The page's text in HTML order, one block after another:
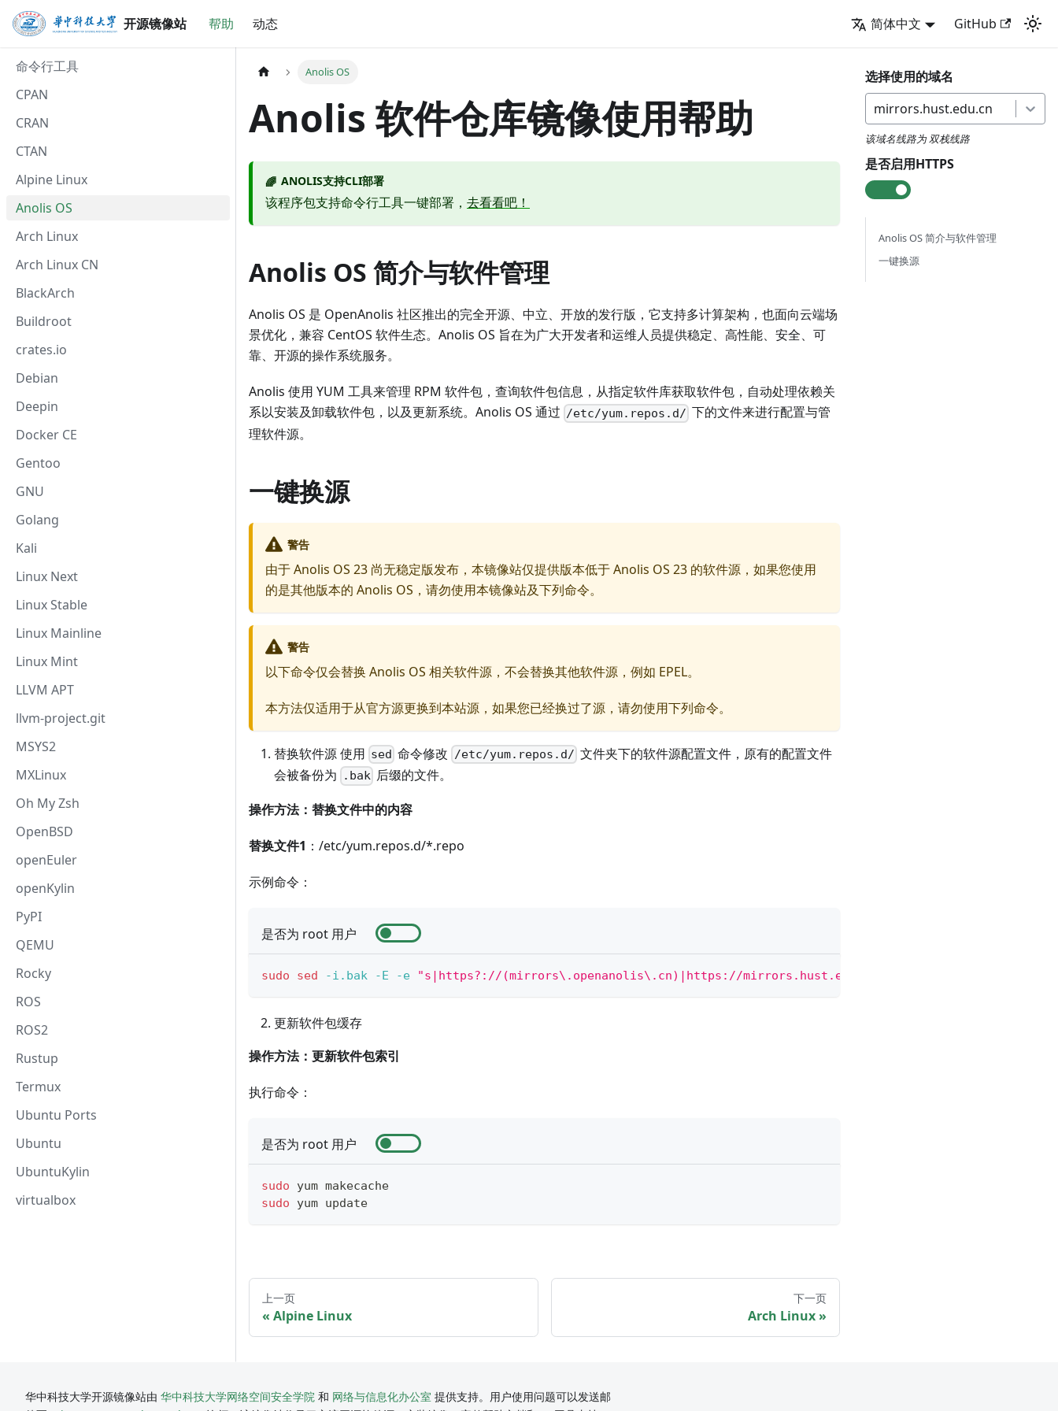
开源镜像站 帮助 动态 简体中文 GitHub
命令行工具
CPAN
CRAN
CTAN
Alpine Linux
Anolis OS
Arch Linux
Arch Linux CN
BlackArch
Buildroot
crates.io
Debian
Deepin
Docker CE
Gentoo
GNU
Golang
Kali
Linux Next
Linux Stable
Linux Mainline
Linux Mint
LLVM APT
llvm-project.git
MSYS2
MXLinux
Oh My Zsh
OpenBSD
openEuler
openKylin
PyPI
QEMU
Rocky
ROS
ROS2
Rustup
Termux
Ubuntu Ports
Ubuntu
UbuntuKylin
virtualbox
Anolis OS
Anolis 软件仓库镜像使用帮助
🌈 ANOLIS支持CLI部署
该程序包支持命令行工具一键部署， 去看看吧！
Anolis OS 简介与软件管理
Anolis OS 是 OpenAnolis 社区推出的完全开源、中立、开放的发行版，它支持多计算架构，也面向云端场
景优化，兼容 CentOS 软件生态。Anolis OS 旨在为广大开发者和运维人员提供稳定、高性能、安全、可
靠、开源的操作系统服务。
Anolis 使用 YUM 工具来管理 RPM 软件包，查询软件包信息，从指定软件库获取软件包，自动处理依赖关
系以安装及卸载软件包，以及更新系统。Anolis OS 通过 /etc/yum.repos.d/ 下的文件来进行配置与管
理软件源。
一键换源
警告
由于 Anolis OS 23 尚无稳定版发布，本镜像站仅提供版本低于 Anolis OS 23 的软件源，如果您使用
的是其他版本的 Anolis OS，请勿使用本镜像站及下列命令。
警告
以下命令仅会替换 Anolis OS 相关软件源，不会替换其他软件源，例如 EPEL。
本方法仅适用于从官方源更换到本站源，如果您已经换过了源，请勿使用下列命令。
替换软件源 使用 sed 命令修改 /etc/yum.repos.d/ 文件夹下的软件源配置文件，原有的配置文件
会被备份为
.bak 后缀的文件。
操作方法：替换文件中的内容
替换文件1 ：/etc/yum.repos.d/*.repo
示例命令：
是否为 root 用户
sudo sed -i.bak -E -e "s|https?://(mirrors\.openanolis\.cn)|https://mirrors.hust.edu.cn|g"
更新软件包缓存
操作方法：更新软件包索引
执行命令：
是否为 root 用户
sudo yum makecache
sudo yum update
上一页
Alpine Linux
下一页
Arch Linux
选择使用的域名
mirrors.hust.edu.cn
该域名线路为双栈线路
是否启用HTTPS
Anolis OS 简介与软件管理
一键换源
华中科技大学开源镜像站由 华中科技大学网络空间安全学院 和 网络与信息化办公室 提供支持。用户使用问题可以发送邮